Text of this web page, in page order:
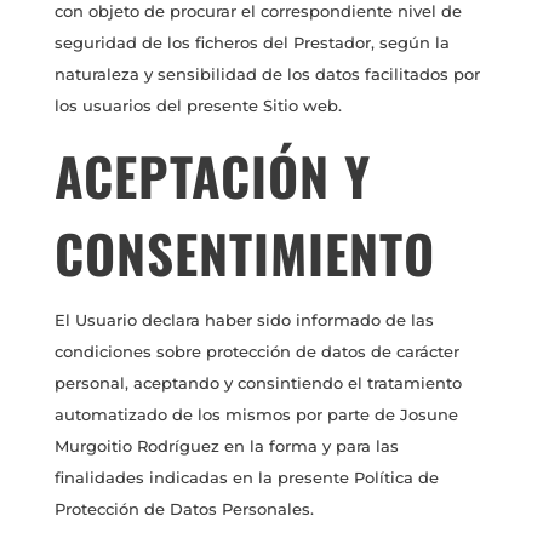
con objeto de procurar el correspondiente nivel de
seguridad de los ficheros del Prestador, según la
naturaleza y sensibilidad de los datos facilitados por
los usuarios del presente Sitio web.
ACEPTACIÓN Y
CONSENTIMIENTO
El Usuario declara haber sido informado de las
condiciones sobre protección de datos de carácter
personal, aceptando y consintiendo el tratamiento
automatizado de los mismos por parte de Josune
Murgoitio Rodríguez en la forma y para las
finalidades indicadas en la presente Política de
Protección de Datos Personales.